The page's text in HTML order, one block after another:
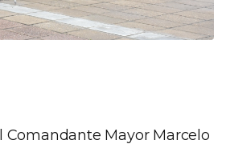
Comandante Mayor Marcelo